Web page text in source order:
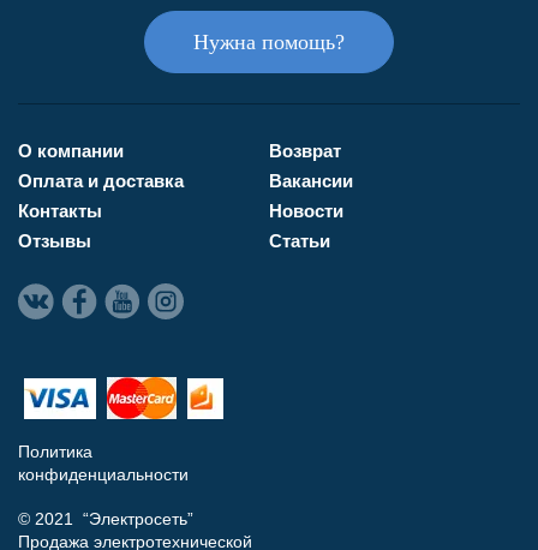
Нужна помощь?
О компании
Оплата и доставка
Контакты
Отзывы
Возврат
Вакансии
Новости
Статьи
Политика
конфиденциальности
© 2021 “Электросеть”
Продажа электротехнической